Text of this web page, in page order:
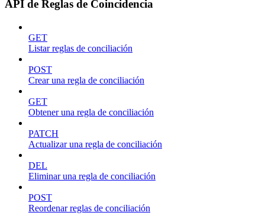
API de Reglas de Coincidencia
GET
Listar reglas de conciliación
POST
Crear una regla de conciliación
GET
Obtener una regla de conciliación
PATCH
Actualizar una regla de conciliación
DEL
Eliminar una regla de conciliación
POST
Reordenar reglas de conciliación